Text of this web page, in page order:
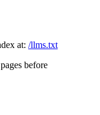
at: /llms.txt
before